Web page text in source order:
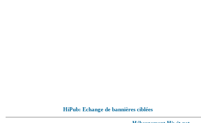
HiPub: Echange de bannières ciblées